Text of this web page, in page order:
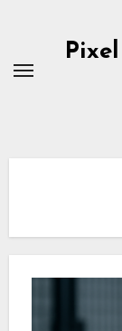
content